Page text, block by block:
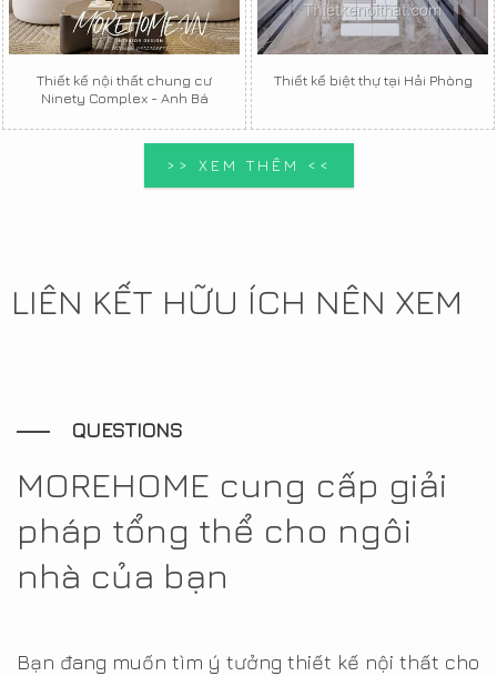
Thiết kế nội thất chung cư
Ninety Complex - Anh Bá
Thiết kế biệt thự tại Hải Phòng
>> XEM THÊM <<
LIÊN KẾT HỮU ÍCH NÊN XEM
QUESTIONS
MOREHOME cung cấp giải
pháp tổng thể cho ngôi
nhà của bạn
Bạn đang muốn tìm ý tưởng thiết kế nội thất cho